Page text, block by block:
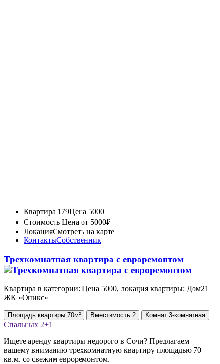
Квартира 179Цена 5000
Стоимость Цена от 5000₽
ЛокацияСмотреть на карте
КонтактыСобственник
Трехкомнатная квартира с евроремонтом
Квартира в категории: Цена 5000, локация квартиры: Дом21
ЖК «Оникс»
Площадь квартиры 70м² Вместимость 2 Комнат 3-комнатная
Спальных 2+1
Ищете аренду квартиры недорого в Сочи? Предлагаем
вашему вниманию трехкомнатную квартиру площадью 70
кв.м. со свежим евроремонтом.